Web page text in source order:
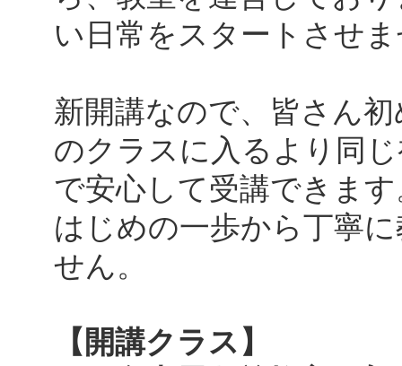
い日常をスタートさせ
新開講なので、皆さん
のクラスに入るより同
で安心して受講できます
はじめの一歩から丁寧
せん。
【開講クラス】